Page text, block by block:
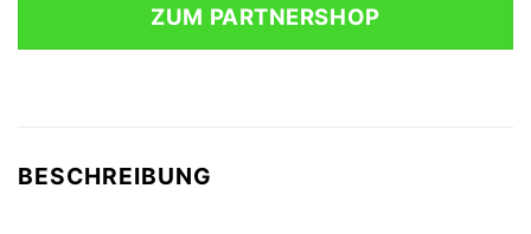
ZUM PARTNERSHOP
BESCHREIBUNG